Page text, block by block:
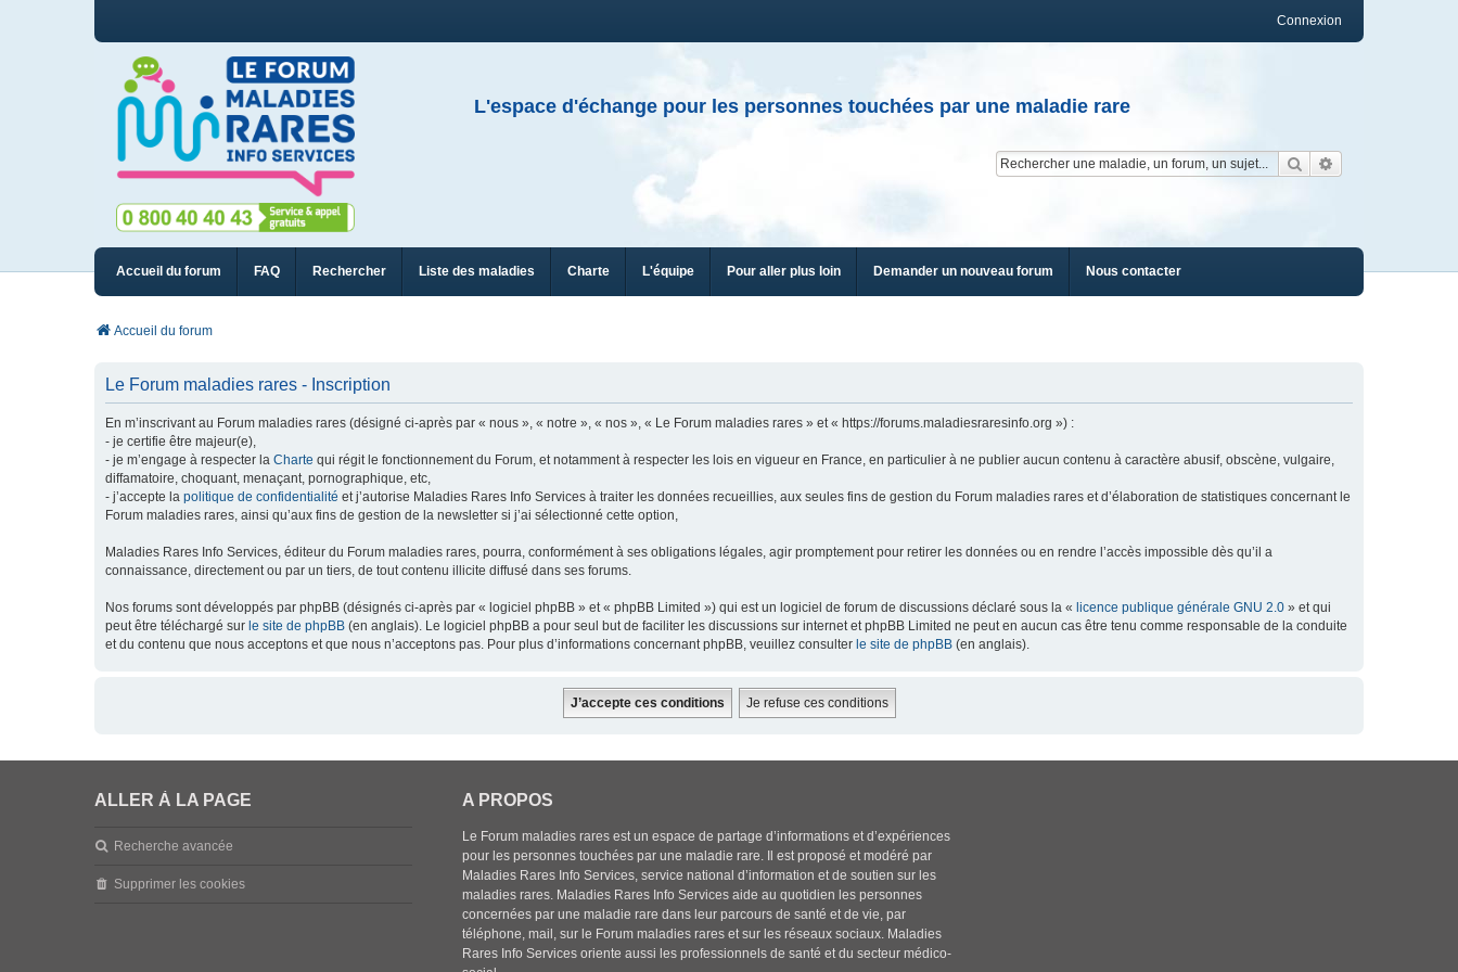
Connexion
L'espace d'échange pour les personnes touchées par une maladie rare
Rechercher
Accueil du forum FAQ Rechercher Liste des maladies Charte L'équipe Pour aller plus loin Demander un nouveau forum Nous contacter
Accueil du forum
Le Forum maladies rares - Inscription
En m’inscrivant au Forum maladies rares (désigné ci-après par « nous », « notre », « nos », « Le Forum maladies rares » et « https://forums.maladiesraresinfo.org ») :
- je certifie être majeur(e),
- je m’engage à respecter la Charte qui régit le fonctionnement du Forum, et notamment à respecter les lois en vigueur en France, en particulier à ne publier aucun contenu à caractère abusif, obscène, vulgaire,
diffamatoire, choquant, menaçant, pornographique, etc,
- j’accepte la politique de confidentialité et j’autorise Maladies Rares Info Services à traiter les données recueillies, aux seules fins de gestion du Forum maladies rares et d’élaboration de statistiques concernant le
Forum maladies rares, ainsi qu’aux fins de gestion de la newsletter si j’ai sélectionné cette option,
Maladies Rares Info Services, éditeur du Forum maladies rares, pourra, conformément à ses obligations légales, agir promptement pour retirer les données ou en rendre l’accès impossible dès qu’il a
connaissance, directement ou par un tiers, de tout contenu illicite diffusé dans ses forums.
Nos forums sont développés par phpBB (désignés ci-après par « logiciel phpBB » et « phpBB Limited ») qui est un logiciel de forum de discussions déclaré sous la « licence publique générale GNU 2.0 » et qui
peut être téléchargé sur le site de phpBB (en anglais). Le logiciel phpBB a pour seul but de faciliter les discussions sur internet et phpBB Limited ne peut en aucun cas être tenu comme responsable de la conduite
et du contenu que nous acceptons et que nous n’acceptons pas. Pour plus d’informations concernant phpBB, veuillez consulter le site de phpBB (en anglais).
ALLER À LA PAGE
Recherche avancée
Supprimer les cookies
A PROPOS
Le Forum maladies rares est un espace de partage d’informations et d’expériences
pour les personnes touchées par une maladie rare. Il est proposé et modéré par
Maladies Rares Info Services, service national d’information et de soutien sur les
maladies rares. Maladies Rares Info Services aide au quotidien les personnes
concernées par une maladie rare dans leur parcours de santé et de vie, par
téléphone, mail, sur le Forum maladies rares et sur les réseaux sociaux. Maladies
Rares Info Services oriente aussi les professionnels de santé et du secteur médico-